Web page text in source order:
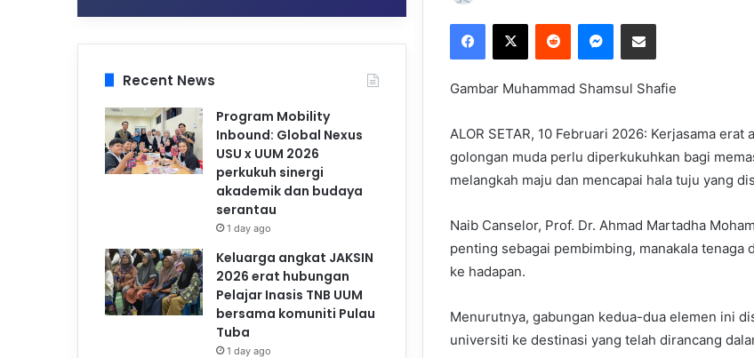
Gambar Muhammad Shamsul Shafie
ALOR SETAR, 10 Februari 2026: Kerjasama
golongan muda perlu diperkukuhkan bagi
melangkah maju dan mencapai hala tuju yang
Naib Canselor, Prof. Dr. Ahmad Martadha
penting sebagai pembimbing, manakala tenaga
ke hadapan.
Menurutnya, gabungan kedua-dua elemen ini
universiti ke destinasi yang telah dirancang
Recent News
Program Mobility
Inbound: Global Nexus
USU x UUM 2026
perkukuh sinergi
akademik dan budaya
serantau
1 day ago
Keluarga angkat JAKSIN
2026 erat hubungan
Pelajar Inasis TNB UUM
bersama komuniti Pulau
Tuba
1 day ago